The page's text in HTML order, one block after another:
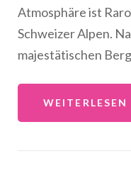
Atmosphäre ist
Schweizer Alpen.
majestätischen
WEITERLESEN